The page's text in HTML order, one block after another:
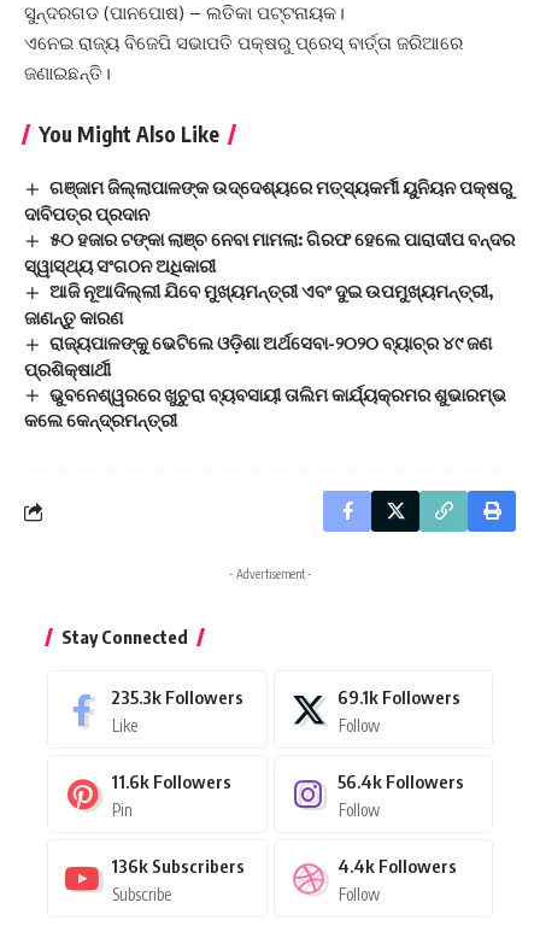
ସୁନ୍ଦରଗଡ (ପାନପୋଷ) – ଲତିକା ପଟ୍ଟନାୟକ।
ଏନେଇ ରାଜ୍ୟ ବିଜେପି ସଭାପତି ପକ୍ଷରୁ ପ୍ରେସ୍ ବାର୍ତ୍ତା ଜରିଆରେ
ଜଣାଇଛନ୍ତି।
You Might Also Like
ଗଞ୍ଜାମ ଜିଲ୍ଲାପାଳଙ୍କ ଉଦ୍ଦେଶ୍ୟରେ ମତ୍ସ୍ୟକର୍ମୀ ୟୁନିୟନ ପକ୍ଷରୁ
ଦାବିପତ୍ର ପ୍ରଦାନ
୫୦ ହଜାର ଟଙ୍କା ଲାଞ୍ଚ ନେବା ମାମଲା: ଗିରଫ ହେଲେ ପାରାଦୀପ ବନ୍ଦର
ସ୍ୱାସ୍ଥ୍ୟ ସଂଗଠନ ଅଧିକାରୀ
ଆଜି ନୂଆଦିଲ୍ଲୀ ଯିବେ ମୁଖ୍ୟମନ୍ତ୍ରୀ ଏବଂ ଦୁଇ ଉପମୁଖ୍ୟମନ୍ତ୍ରୀ,
ଜାଣନ୍ତୁ କାରଣ
ରାଜ୍ୟପାଳଙ୍କୁ ଭେଟିଲେ ଓଡ଼ିଶା ଅର୍ଥସେବା-୨୦୨୦ ବ୍ୟାଚ୍‌ର ୪୯ ଜଣ
ପ୍ରଶିକ୍ଷାର୍ଥୀ
ଭୁବନେଶ୍ୱରରେ ଖୁଚୁରା ବ୍ୟବସାୟୀ ତାଲିମ କାର୍ଯ୍ୟକ୍ରମର ଶୁଭାରମ୍ଭ
କଲେ କେନ୍ଦ୍ରମନ୍ତ୍ରୀ
- Advertisement -
Stay Connected
235.3k Followers
Like
69.1k Followers
Follow
11.6k Followers
Pin
56.4k Followers
Follow
136k Subscribers
Subscribe
4.4k Followers
Follow